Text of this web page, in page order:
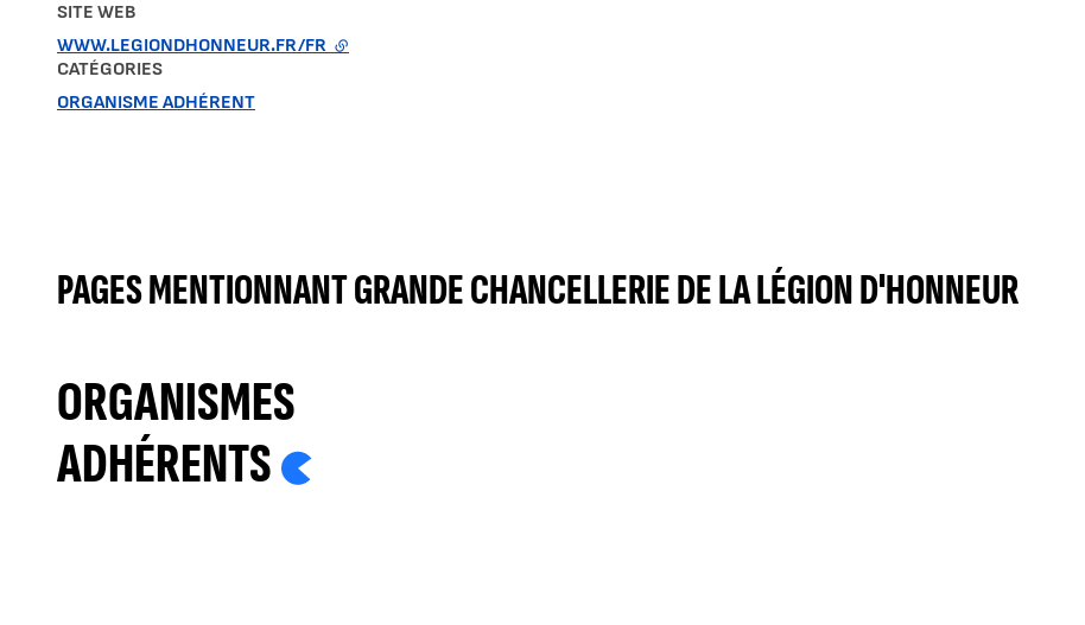
CATÉGORIES
ORGANISME ADHÉRENT
SITE WEB
WWW.LEGIONDHONNEUR.FR/FR - LIEN EXTERNE
PAGES MENTIONNANT GRANDE CHANCELLERIE DE LA LÉGION D'HONNEUR
ORGANISMES
ADHÉRENTS